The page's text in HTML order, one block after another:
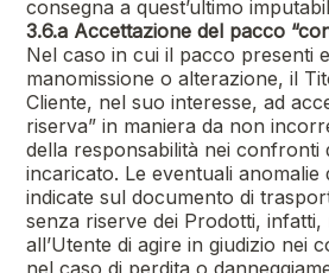
consegna a quest’ultimo
3.6.a Accettazione del pacco
Nel caso in cui il pacco presenti
manomissione o alterazione, il
Cliente, nel suo interesse, ad
riserva” in maniera da non
della responsabilità nei confronti
incaricato. Le eventuali anomalie
indicate sul documento di
senza riserve dei Prodotti,
all’Utente di agire in giudizio nei
nel caso di perdita o